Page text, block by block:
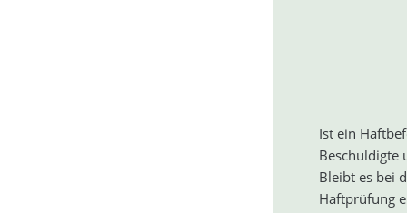
Ist ein
Beschuldigte
Bleibt es bei
Haftprüfung